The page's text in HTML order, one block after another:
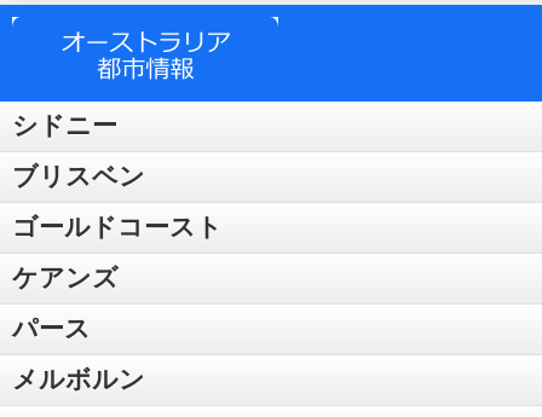
シドニー
ブリスベン
ゴールドコースト
ケアンズ
パース
メルボルン